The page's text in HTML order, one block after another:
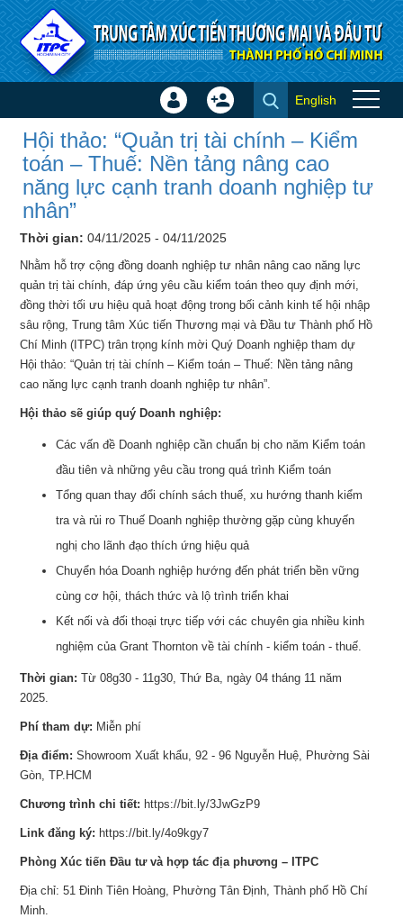
Truy cập nội dung luôn
Hội thảo: “Quản trị tài chính –
Kiểm toán – Thuế: Nền tảng
nâng cao năng lực cạnh tranh
doanh nghiệp tư nhân” - Hội
thảo - Đào tạo
Đăng
Tạo
khoản
English
Hội thảo: “Quản trị tài chính – Kiểm
toán – Thuế: Nền tảng nâng cao
năng lực cạnh tranh doanh nghiệp tư
nhân”
Thời gian: 04/11/2025 - 04/11/2025
Nhằm hỗ trợ cộng đồng doanh nghiệp tư nhân nâng cao năng lực
quản trị tài chính, đáp ứng yêu cầu kiểm toán theo quy định mới,
đồng thời tối ưu hiệu quả hoạt động trong bối cảnh kinh tế hội nhập
sâu rộng, Trung tâm Xúc tiến Thương mại và Đầu tư Thành phố Hồ
Chí Minh (ITPC) trân trọng kính mời Quý Doanh nghiệp tham dự
Hội thảo: “Quản trị tài chính – Kiểm toán – Thuế: Nền tảng nâng
cao năng lực cạnh tranh doanh nghiệp tư nhân”.
Hội thảo sẽ giúp quý Doanh nghiệp:
Các vấn đề Doanh nghiệp cần chuẩn bị cho năm Kiểm toán
đầu tiên và những yêu cầu trong quá trình Kiểm toán
Tổng quan thay đổi chính sách thuế, xu hướng thanh kiểm
tra và rủi ro Thuế Doanh nghiệp thường gặp cùng khuyến
nghị cho lãnh đạo thích ứng hiệu quả
Chuyển hóa Doanh nghiệp hướng đến phát triển bền vững
cùng cơ hội, thách thức và lộ trình triển khai
Kết nối và đối thoại trực tiếp với các chuyên gia nhiều kinh
nghiệm của Grant Thornton về tài chính - kiểm toán - thuế.
Thời gian: Từ 08g30 - 11g30, Thứ Ba, ngày 04 tháng 11 năm
2025.
Phí tham dự: Miễn phí
Địa điểm: Showroom Xuất khẩu, 92 - 96 Nguyễn Huệ, Phường Sài
Gòn, TP.HCM
Chương trình chi tiết: https://bit.ly/3JwGzP9
Link đăng ký: https://bit.ly/4o9kgy7
Phòng Xúc tiến Đầu tư và hợp tác địa phương – ITPC
Địa chỉ: 51 Đinh Tiên Hoàng, Phường Tân Định, Thành phố Hồ Chí
Minh.